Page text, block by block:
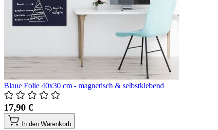
Blaue Folie 40x30 cm - magnetisch & selbstklebend
17,90 €
In den Warenkorb